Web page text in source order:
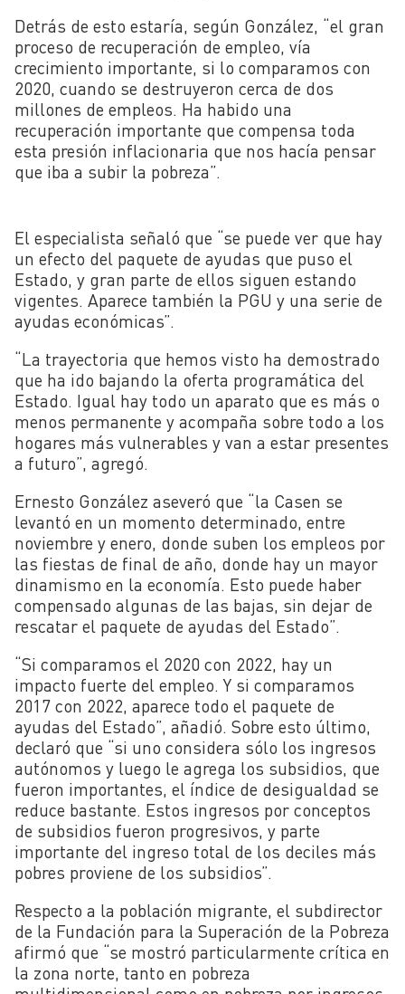
Detrás de esto estaría, según González, “el gran
proceso de recuperación de empleo, vía
crecimiento importante, si lo comparamos con
2020, cuando se destruyeron cerca de dos
millones de empleos. Ha habido una
recuperación importante que compensa toda
esta presión inflacionaria que nos hacía pensar
que iba a subir la pobreza”.
El especialista señaló que “se puede ver que hay
un efecto del paquete de ayudas que puso el
Estado, y gran parte de ellos siguen estando
vigentes. Aparece también la PGU y una serie de
ayudas económicas”.
“La trayectoria que hemos visto ha demostrado
que ha ido bajando la oferta programática del
Estado. Igual hay todo un aparato que es más o
menos permanente y acompaña sobre todo a los
hogares más vulnerables y van a estar presentes
a futuro”, agregó.
Ernesto González aseveró que “la Casen se
levantó en un momento determinado, entre
noviembre y enero, donde suben los empleos por
las fiestas de final de año, donde hay un mayor
dinamismo en la economía. Esto puede haber
compensado algunas de las bajas, sin dejar de
rescatar el paquete de ayudas del Estado”.
“Si comparamos el 2020 con 2022, hay un
impacto fuerte del empleo. Y si comparamos
2017 con 2022, aparece todo el paquete de
ayudas del Estado”, añadió. Sobre esto último,
declaró que “si uno considera sólo los ingresos
autónomos y luego le agrega los subsidios, que
fueron importantes, el índice de desigualdad se
reduce bastante. Estos ingresos por conceptos
de subsidios fueron progresivos, y parte
importante del ingreso total de los deciles más
pobres proviene de los subsidios”.
Respecto a la población migrante, el subdirector
de la Fundación para la Superación de la Pobreza
afirmó que “se mostró particularmente crítica en
la zona norte, tanto en pobreza